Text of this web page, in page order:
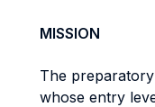
MISSION
The
whose entry